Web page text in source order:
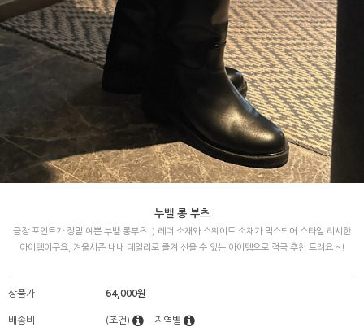
누벨 롱 부츠
금장 포인트가 정말 예쁜 누벨 롱부츠 :) 레더 소재와 스웨이드 소재가 믹스되어 스타일 리시한
아이템이구요, 겨울시즌 내내 데일리로 즐겨 신을 수 있는 아이템으로 적극 추천 드려요 ~!
상품가 64,000원
배송비 (조건) 지역별